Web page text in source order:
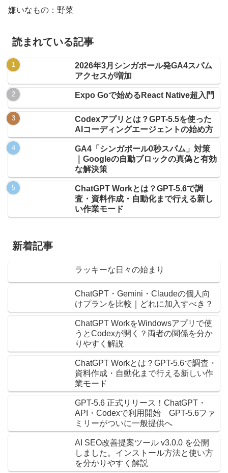
嫌いなもの：野菜
読まれている記事
2026年3月シンガポール発GA4スパム
アクセスが増加
Expo Goで始めるReact Native超入門
Codexアプリとは？GPT-5.5を使った
AIコーディングエージェントの始め方
GA4「シンガポール0秒スパム」対策
｜Googleの自動ブロックの真偽と有効
な解決策
ChatGPT Workとは？GPT-5.6で調
査・資料作成・自動化まで行える新し
い作業モード
新着記事
ラッキーな日々の始まり
ChatGPT・Gemini・Claudeの個人向
けプランを比較｜どれに加入すべき？
ChatGPT WorkをWindowsアプリで使
うとCodexが開く？両者の関係を分か
りやすく解説
ChatGPT Workとは？GPT-5.6で調査・
資料作成・自動化まで行える新しい作
業モード
GPT-5.6 正式リリース！ChatGPT・
API・Codexで利用開始 GPT-5.6ファ
ミリーがついに一般提供へ
AI SEO改善提案ツール v3.0.0 を公開
しました。インストール方法と使い方
を分かりやすく解説